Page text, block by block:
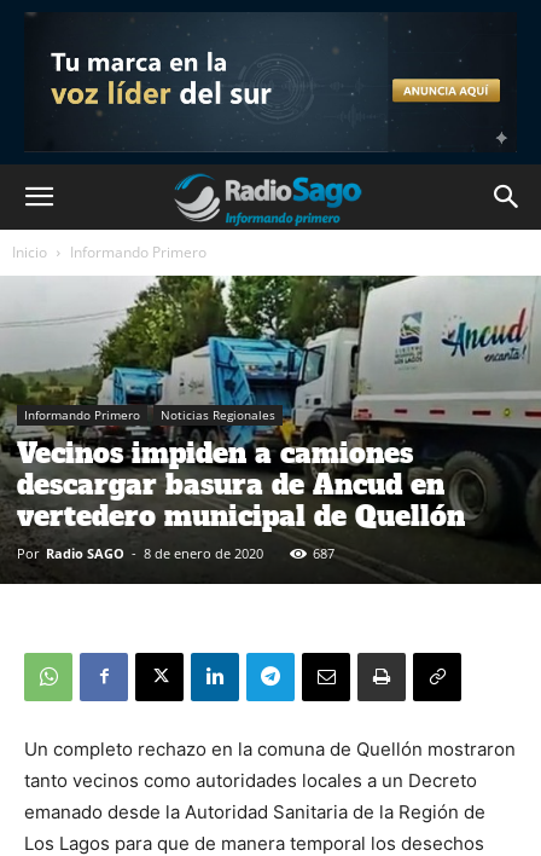
Inicio Informando Primero
Informando Primero Noticias Regionales
Vecinos impiden a camiones
descargar basura de Ancud en
vertedero municipal de Quellón
Por Radio SAGO - 8 de enero de 2020 687
Un completo rechazo en la comuna de Quellón mostraron
tanto vecinos como autoridades locales a un Decreto
emanado desde la Autoridad Sanitaria de la Región de
Los Lagos para que de manera temporal los desechos